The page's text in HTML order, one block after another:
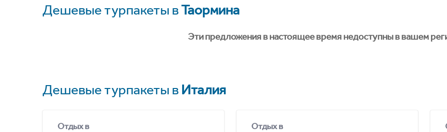
Дешевые турпакеты вТаормина
Эти предложения в настоящее время недоступны в вашем
Дешевые турпакеты в Италия
Отдых в Отдых в